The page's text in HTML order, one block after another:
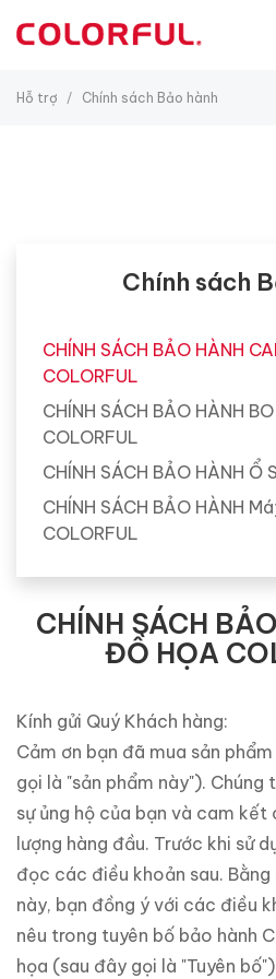
Hỗ trợ / Chính sách Bảo hành
Chính sách
CHÍNH SÁCH BẢO HÀNH
COLORFUL
CHÍNH SÁCH BẢO HÀNH
COLORFUL
CHÍNH SÁCH BẢO HÀNH Ổ
CHÍNH SÁCH BẢO HÀNH
COLORFUL
CHÍNH SÁCH
ĐỒ HỌA
Kính gửi Quý Khách hàng:
Cảm ơn bạn đã mua sản
gọi là "sản phẩm này").
sự ủng hộ của bạn và cam
lượng hàng đầu. Trước khi sử
đọc các điều khoản sau.
này, bạn đồng ý với các điều
nêu trong tuyên bố bảo hành
họa (sau đây gọi là "Tuyên